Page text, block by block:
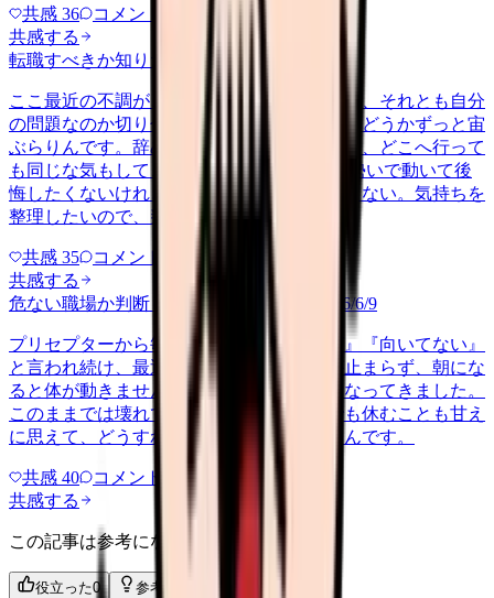
共感 36 コメント
共感する
転職すべきか知りたい
other 2026/6/26
ここ最近の不調が、職場の環境のせいなのか、それとも自分
の問題なのか切り分けられず、転職すべきかどうかずっと宙
ぶらりんです。辞めれば楽になる気もするし、どこへ行って
も同じな気もして、決め手がありません。 勢いで動いて後
悔したくないけれど、このまま留まる根拠もない。気持ちを
整理したいので、判断材料の集…
共感 35 コメント
共感する
危ない職場か判断してほしい
harassment 2026/6/9
プリセプターから毎日のように『辞めれば』『向いてない』
と言われ続け、最近は職場が近づくと涙が止まらず、朝にな
ると体が動きません。食事も喉を通らなくなってきました。
このままでは壊れてしまう気がします。でも休むことも甘え
に思えて、どうすればいいのか分からないんです。
共感 40 コメント
共感する
この記事は参考になりましたか？
役立った0 参考になった